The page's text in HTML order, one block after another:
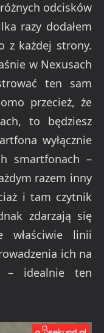
odcisków
razy dodałem
z każdej strony.
w Nexusach
ten sam
przecież, że
to będziesz
wyłącznie
smartfonach –
razem inny
i tam czytnik
zdarzają się
właściwie linii
ich na
– idealnie ten